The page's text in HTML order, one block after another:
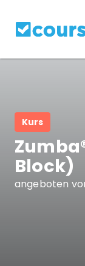
Kurs
Block)
angeboten